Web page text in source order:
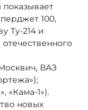
100,
Ту-214 и
ВАЗ
«Кама-1»).
новых